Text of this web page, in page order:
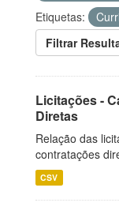
Etiquetas:
Filtrar
Licitações -
Diretas
Relação das
contratações
CSV